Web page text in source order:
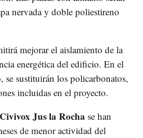
nervada y doble poliestireno
mejorar el aislamiento de la
energética del edificio. En el
se sustituirán los policarbonatos,
incluidas en el proyecto.
Civivox Jus la Rocha se han
de menor actividad del